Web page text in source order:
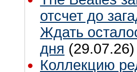
отсчет до
Ждать
дня (29.07.26)
Коллекцию